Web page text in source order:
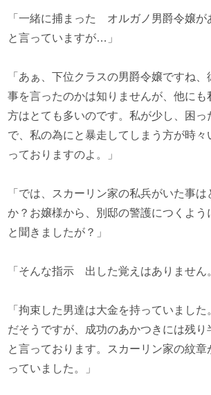
「一緒に捕まった オルガノ男爵令嬢が
と言っていますが…」
「あぁ、下位クラスの男爵令嬢ですね
事を言ったのかは知りませんが、他にも
方はとても多いのです。私が少し、困っ
で、私の為にと暴走してしまう方が時々
っておりますのよ。」
「では、スカーリン家の私兵がいた事
か？お嬢様から、別邸の警護につくよう
と聞きましたが？」
「そんな指示 出した覚えはありません
「拘束した男達は大金を持っていまし
だそうですが、成功のあかつきには残り
と言っております。スカーリン家の紋章
っていました。」